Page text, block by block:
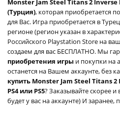
Monster Jam Steel Titans 2 Inverse
(Турция), которая приобретается
для Вас. Игра приобретается в
регионе (регион указан в
Российского Playstation Store на
создаем для вас БЕСПЛАТНО. Мы
приобретения игры и покупки на
останется на Вашем аккаунте, без
купить Monster Jam Steel Titans
PS4 или PS5? Заказывайте скорее
будет у вас на аккаунте) И